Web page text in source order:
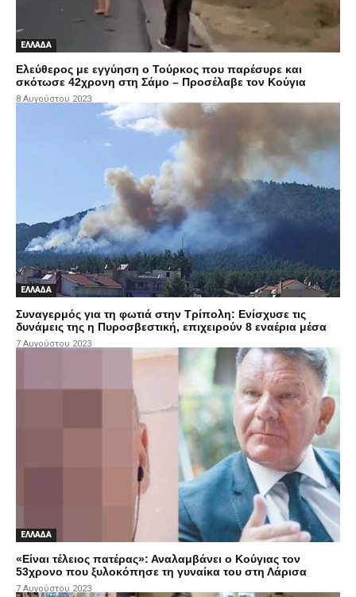
ΕΛΛΑΔΑ
Eλεύθερος με εγγύηση ο Τούρκος που παρέσυρε και
σκότωσε 42χρονη στη Σάμο – Προσέλαβε τον Κούγια
8 Αυγούστου 2023
ΕΛΛΑΔΑ
Συναγερμός για τη φωτιά στην Τρίπολη: Ενίσχυσε τις
δυνάμεις της η Πυροσβεστική, επιχειρούν 8 εναέρια μέσα
7 Αυγούστου 2023
ΕΛΛΑΔΑ
«Είναι τέλειος πατέρας»: Αναλαμβάνει ο Κούγιας τον
53χρονο που ξυλοκόπησε τη γυναίκα του στη Λάρισα
7 Αυγούστου 2023